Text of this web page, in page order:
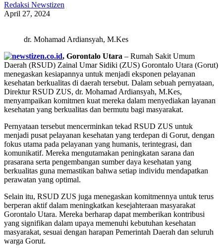
Redaksi Newstizen
April 27, 2024
dr. Mohamad Ardiansyah, M.Kes
, Gorontalo Utara – Rumah Sakit Umum
Daerah (RSUD) Zainal Umar Sidiki (ZUS) Gorontalo Utara (Gorut)
menegaskan kesiapannya untuk menjadi eksponen pelayanan
kesehatan berkualitas di daerah tersebut. Dalam sebuah pernyataan,
Direktur RSUD ZUS, dr. Mohamad Ardiansyah, M.Kes,
menyampaikan komitmen kuat mereka dalam menyediakan layanan
kesehatan yang berkualitas dan bermutu bagi masyarakat.
Pernyataan tersebut mencerminkan tekad RSUD ZUS untuk
menjadi pusat pelayanan kesehatan yang terdepan di Gorut, dengan
fokus utama pada pelayanan yang humanis, terintegrasi, dan
komunikatif. Mereka mengutamakan peningkatan sarana dan
prasarana serta pengembangan sumber daya kesehatan yang
berkualitas guna memastikan bahwa setiap individu mendapatkan
perawatan yang optimal.
Selain itu, RSUD ZUS juga menegaskan komitmennya untuk terus
berperan aktif dalam meningkatkan kesejahteraan masyarakat
Gorontalo Utara. Mereka berharap dapat memberikan kontribusi
yang signifikan dalam upaya memenuhi kebutuhan kesehatan
masyarakat, sesuai dengan harapan Pemerintah Daerah dan seluruh
warga Gorut.